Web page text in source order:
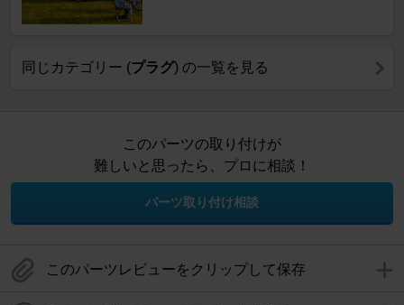
同じカテゴリー (プラグ) の一覧を見る
このパーツの取り付けが
難しいと思ったら、プロに相談！
パーツ取り付け相談
このパーツレビューをクリップして保存